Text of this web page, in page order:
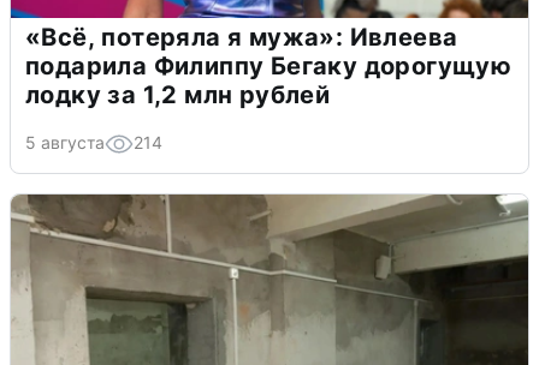
«Всё, потеряла я мужа»: Ивлеева
подарила Филиппу Бегаку дорогущую
лодку за 1,2 млн рублей
5 августа 214